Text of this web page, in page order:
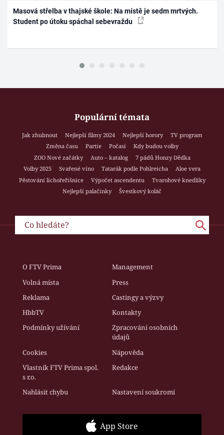
Masová střelba v thajské škole: Na místě je sedm mrtvých.
Student po útoku spáchal sebevraždu
Populární témata
Jak zhubnout Nejlepší filmy 2024 Nejlepší horory
TV program
Změna času
Partie Počasí
Kdy budou volby
ZOO Nové začátky
Auto – katalog
7 pádů Honzy Dědka
Volby 2025
Svařené víno Tatarák podle Pohlreicha
Aloe vera
Pěstování lichořeřišnice
Výpočet ascendentu
Tvarohové knedlíky
Nejlepší palačinky
Švestkový koláč
O FTV Prima
Management
Volná místa
Press
Reklama
Castingy a výzvy
HbbTV
Kontakty
Podmínky užívání
Zpracování osobních
údajů
Cookies
Nápověda
Vlastník FTV Prima spol.
s r.o.
Redakce
Nahlásit chybu Nastavení soukromí
App Store